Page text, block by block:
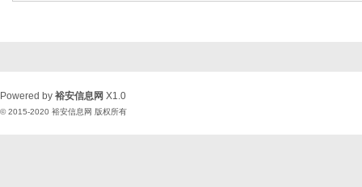
Powered by 裕安信息网 X1.0
© 2015-2020 裕安信息网 版权所有